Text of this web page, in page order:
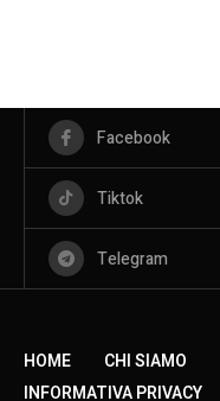
Facebook
Tiktok
Telegram
HOME CHI SIAMO
INFORMATIVA PRIVACY